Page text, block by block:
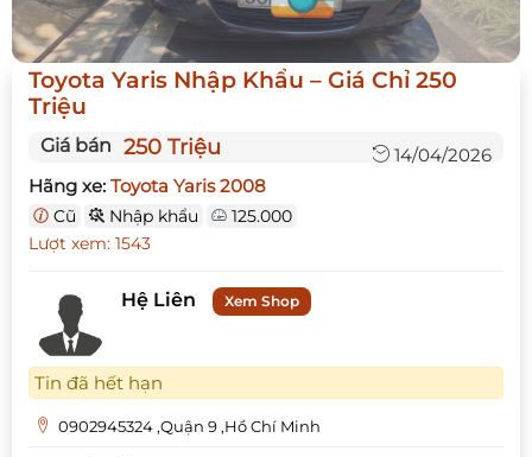
Toyota Yaris Nhập Khẩu – Giá Chỉ 250
Triệu
14/04/2026
Giá bán 250 Triệu
Hãng xe: Toyota Yaris 2008
Cũ Nhập khẩu
125.000
Lượt xem: 1543
Hệ Liên Xem Shop
Tin đã hết hạn
0902945324 ,Quận 9 ,Hồ Chí Minh